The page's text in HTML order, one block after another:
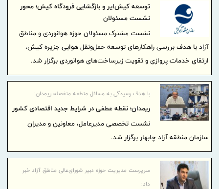
توسعه کیش‌ایر و بازگشایی فرودگاه کیش؛ محور
نشست مسئولان
نشست مشترک مسئولان حوزه هوانوردی و مناطق
آزاد با هدف بررسی راهکارهای توسعه حمل‌ونقل هوایی جزیره کیش،
ارتقای خدمات پروازی و تقویت زیرساخت‌های هوانوردی برگزار شد.
با هدف رسیدگی به مسائل منطقه منفصله ریمدان:
ریمدان؛ نقطه عطفی در شرایط جدید اقتصادی کشور
نشست تخصصی مدیرعامل، معاونین و مدیران
سازمان منطقه آزاد چابهار برگزار شد.
سرپرست مدیریت حوزه دبیر شورای‌عالی مناطق آزاد خبر
داد: